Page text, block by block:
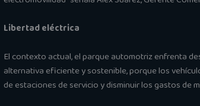
Libertad eléctrica
El contexto actual, el parque automotriz enfrenta
alternativa eficiente y sostenible, porque los
de estaciones de servicio y disminuir los gastos de